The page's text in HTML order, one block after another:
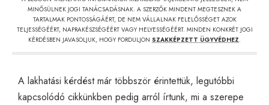
MINŐSÜLNEK JOGI TANÁCSADÁSNAK. A SZERZŐK MINDENT MEGTESZNEK A
TARTALMAK PONTOSSÁGÁÉRT, DE NEM VÁLLALNAK FELELŐSSÉGET AZOK
TELJESSÉGÉÉRT, NAPRAKÉSZSÉGÉÉRT VAGY HELYESSÉGÉÉRT. MINDEN KONKRÉT JOGI
KÉRDÉSBEN JAVASOLJUK, HOGY FORDULJON SZAKKÉPZETT ÜGYVÉDHEZ.
A lakhatási kérdést már többször érintettük, legutóbbi
kapcsolódó cikkünkben pedig arról írtunk, mi a szerepe